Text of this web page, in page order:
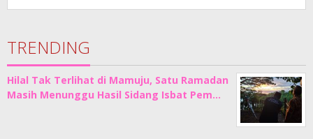
TRENDING
Hilal Tak Terlihat di Mamuju, Satu Ramadan
Masih Menunggu Hasil Sidang Isbat Pem…